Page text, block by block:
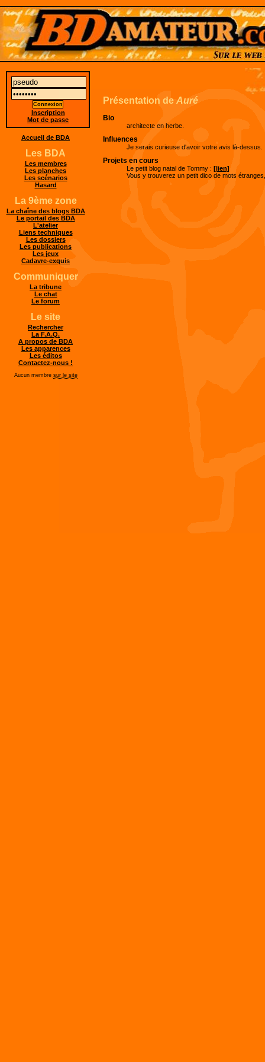
Présentation de Auré
Bio
architecte en herbe.
Influences
Je serais curieuse d'avoir votre avis là-dessus.
Projets en cours
Le petit blog natal de Tommy : [lien]
Vous y trouverez un petit dico de mots
Inscription
Mot de passe
Accueil de BDA
Les BDA
Les membres
Les planches
Les scénarios
Hasard
La 9ème zone
La chaîne des blogs BDA
Le portail des BDA
L'atelier
Liens techniques
Les dossiers
Les publications
Les jeux
Cadavre-exquis
Communiquer
La tribune
Le chat
Le forum
Le site
Rechercher
La F.A.Q.
A propos de BDA
Les apparences
Les éditos
Contactez-nous !
Aucun membre sur le site